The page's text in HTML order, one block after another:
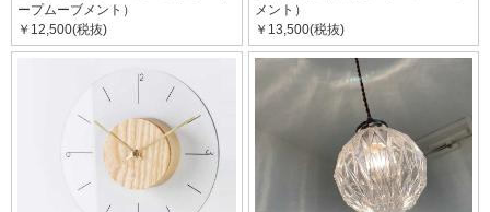
ープムーブメント）
￥12,500(税抜)
メント）
￥13,500(税抜)